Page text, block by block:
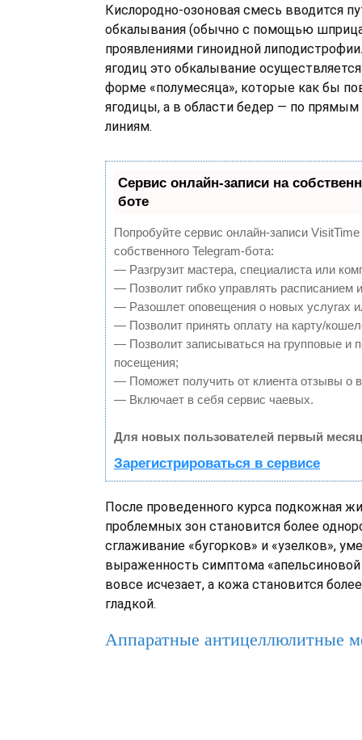
Кислородно-озоновая смесь вводится
обкалывания (обычно с помощью
проявлениями гиноидной
ягодиц это обкалывание
форме «полумесяца», которые как бы
ягодицы, а в области бедер — по
линиям.
Сервис онлайн-записи на
боте
Попробуйте сервис онлайн-записи
собственного Telegram-бота:
— Разгрузит мастера, специалиста или
— Позволит гибко управлять расписанием и
— Разошлет оповещения о новых услугах
— Позволит принять оплату на карту/
— Позволит записываться на групповые и
посещения;
— Поможет получить от клиента отзывы о
— Включает в себя сервис чаевых.
Для новых пользователей первый
Зарегистрироваться в сервисе
После проведенного курса подкожная
проблемных зон становится более
сглаживание «бугорков» и «узелков»,
выраженность симптома «апельсиновой
вовсе исчезает, а кожа становится
гладкой.
Аппаратные антицеллюлитные